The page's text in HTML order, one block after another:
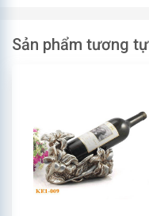
Sản phẩm tương tự